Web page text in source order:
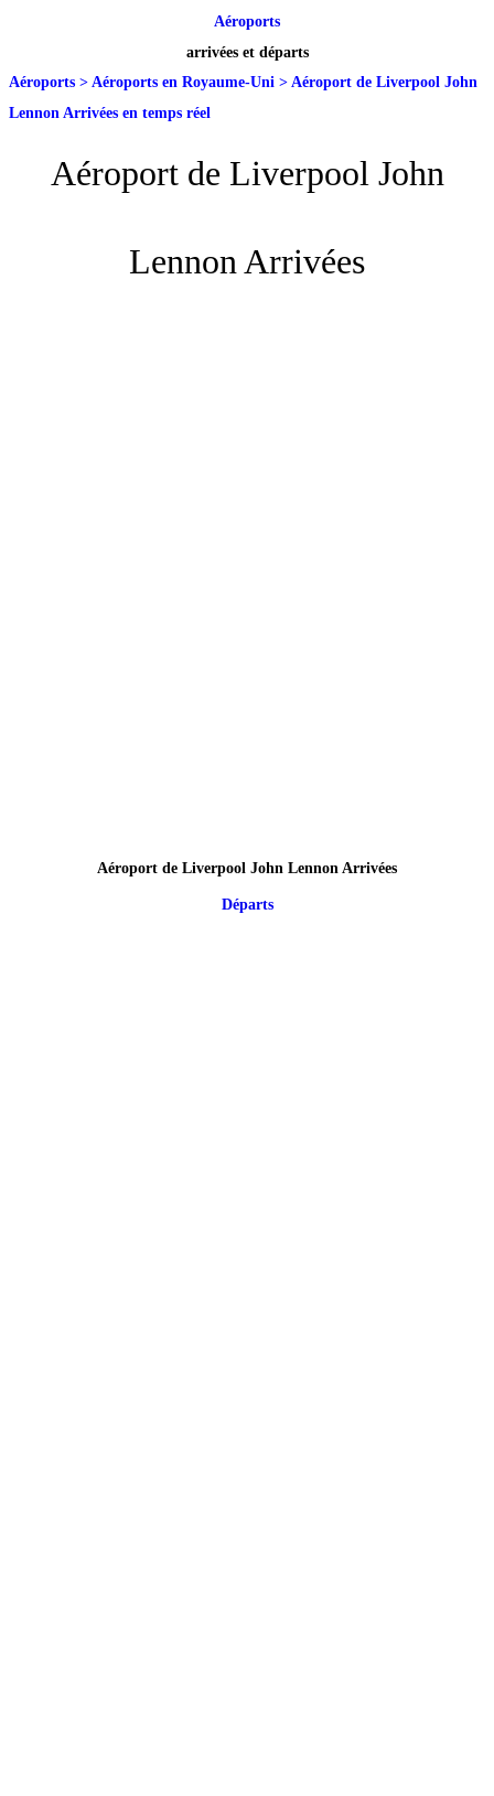
Aéroports
arrivées et départs
Aéroports > Aéroports en Royaume-Uni > Aéroport de Liverpool John
Lennon Arrivées en temps réel
Aéroport de Liverpool John
Lennon Arrivées
Aéroport de Liverpool John Lennon Arrivées
Départs